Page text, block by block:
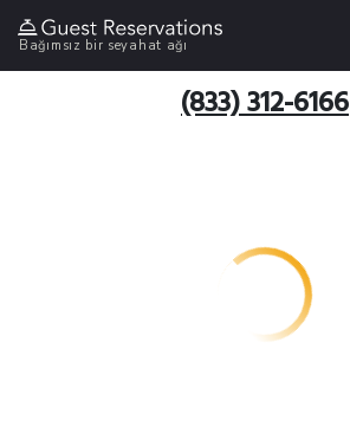
Bağımsız bir seyahat ağı
(833) 312-6166